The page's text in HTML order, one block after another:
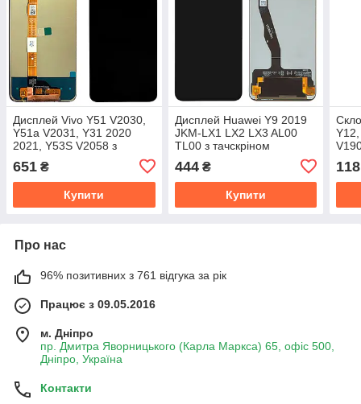
Дисплей Vivo Y51 V2030,
Y51a V2031, Y31 2020
2021, Y53S V2058 з
651 ₴
Купити
Дисплей Huawei Y9 2019
JKM-LX1 LX2 LX3 AL00
TL00 з тачскріном
444₴
Купити
118
Про нас
96% позитивних з 761 відгука за рік
Працює з 09.05.2016
м. Дніпро
пр. Дмитра Яворницького (Карла Маркса) 65, офіс 500,
Дніпро, Україна
Контакти